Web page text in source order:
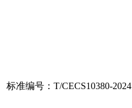
标准编号：T/CECS10380-2024